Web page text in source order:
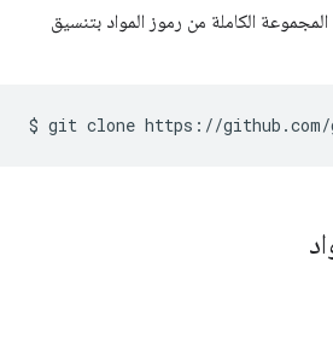
الكاملة من رموز المواد بتنسيق
$ git clone